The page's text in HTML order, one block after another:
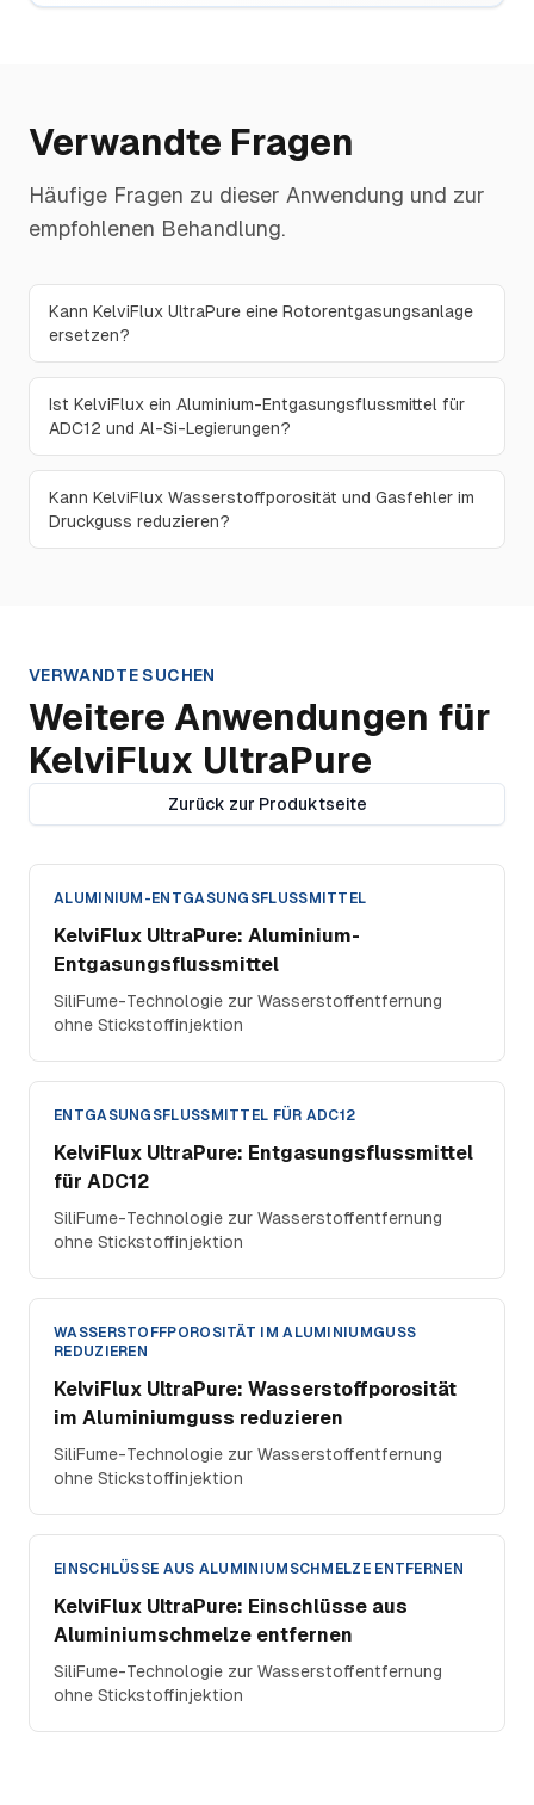
Verwandte Fragen
Häufige Fragen zu dieser Anwendung und zur
empfohlenen Behandlung.
Kann KelviFlux UltraPure eine Rotorentgasungsanlage
ersetzen?
Ist KelviFlux ein Aluminium-Entgasungsflussmittel für
ADC12 und Al-Si-Legierungen?
Kann KelviFlux Wasserstoffporosität und Gasfehler im
Druckguss reduzieren?
VERWANDTE SUCHEN
Weitere Anwendungen für
KelviFlux UltraPure
Zurück zur Produktseite
ALUMINIUM-ENTGASUNGSFLUSSMITTEL
KelviFlux UltraPure: Aluminium-
Entgasungsflussmittel
SiliFume-Technologie zur Wasserstoffentfernung
ohne Stickstoffinjektion
ENTGASUNGSFLUSSMITTEL FÜR ADC12
KelviFlux UltraPure: Entgasungsflussmittel
für ADC12
SiliFume-Technologie zur Wasserstoffentfernung
ohne Stickstoffinjektion
WASSERSTOFFPOROSITÄT IM ALUMINIUMGUSS
REDUZIEREN
KelviFlux UltraPure: Wasserstoffporosität
im Aluminiumguss reduzieren
SiliFume-Technologie zur Wasserstoffentfernung
ohne Stickstoffinjektion
EINSCHLÜSSE AUS ALUMINIUMSCHMELZE ENTFERNEN
KelviFlux UltraPure: Einschlüsse aus
Aluminiumschmelze entfernen
SiliFume-Technologie zur Wasserstoffentfernung
ohne Stickstoffinjektion